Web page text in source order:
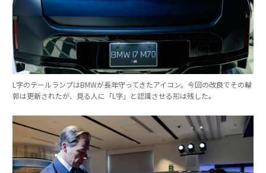
L字のテールランプはBMWが長年守ってきたアイコン。今回の改良でその輪
郭は更新されたが、見る人に「L字」と認識させる形は残した。